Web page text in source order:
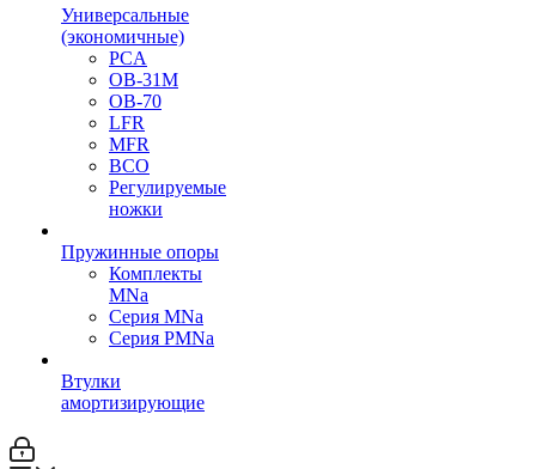
Универсальные
(экономичные)
PCA
ОВ-31М
OB-70
LFR
MFR
ВСО
Регулируемые
ножки
Пружинные опоры
Комплекты
MNa
Серия MNa
Серия PMNa
Втулки
амортизирующие